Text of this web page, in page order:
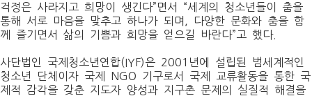
걱정은 사라지고 희망이 생긴다”면서 “세계의 청소년들이 춤을
통해 서로 마음을 맞추고 하나가 되며, 다양한 문화와 춤을 함
께 즐기면서 삶의 기쁨과 희망을 얻으길 바란다”고 했다.
사단법인 국제청소년연합(IYF)은 2001년에 설립된 범세계적인
청소년 단체이자 국제 NGO 기구로서 국제 교류활동을 통한 국
제적 감각을 갖춘 지도자 양성과 지구촌 문제의 실질적 해결을